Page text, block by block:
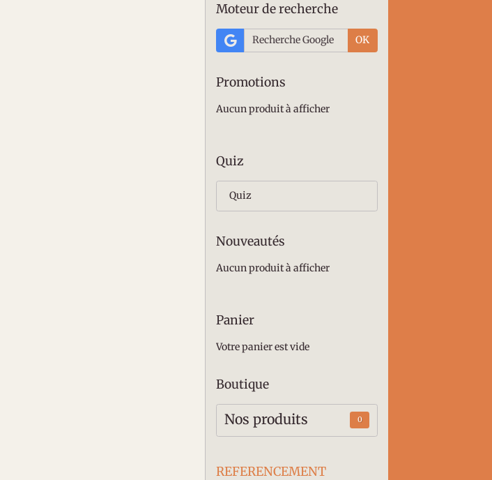
Moteur de recherche
OK
Promotions
Aucun produit à afficher
Quiz
Quiz
Nouveautés
Aucun produit à afficher
Panier
Votre panier est vide
Boutique
Nos produits 0
REFERENCEMENT